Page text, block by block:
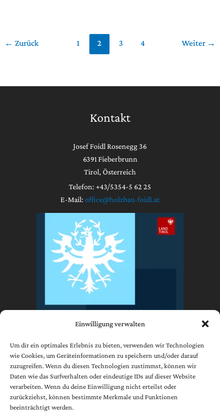
Einwilligung verwalten
Um dir ein optimales Erlebnis zu bieten, verwenden wir Technologien
wie Cookies, um Geräteinformationen zu speichern und/oder darauf
zuzugreifen. Wenn du diesen Technologien zustimmst, können wir
Daten wie das Surfverhalten oder eindeutige IDs auf dieser Website
verarbeiten. Wenn du deine Einwilligung nicht erteilst oder
zurückziehst, können bestimmte Merkmale und Funktionen
beeinträchtigt werden.
← Zurück 1 2 3 4 Weiter →
Kontakt
Josef Foidl Rosenegg 36
6391 Fieberbrunn
Tirol, Österreich
Telefon: +43/5354-5 62 25
E-Mail: office@holzbau-foidl.at
Impressum
Datenschutzerklärung
AGB